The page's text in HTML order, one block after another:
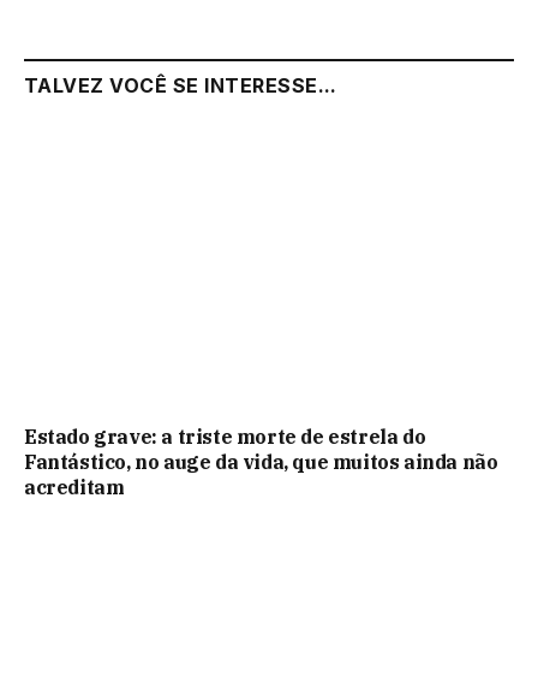
TALVEZ VOCÊ SE INTERESSE...
Estado grave: a triste morte de estrela do
Fantástico, no auge da vida, que muitos ainda não
acreditam